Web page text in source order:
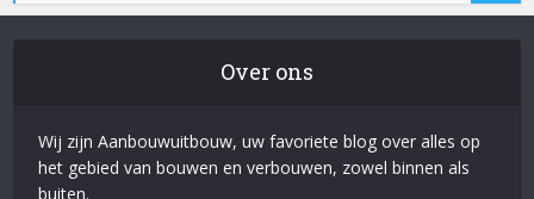
Over ons
Wij zijn Aanbouwuitbouw, uw favoriete blog over alles op
het gebied van bouwen en verbouwen, zowel binnen als
buiten.